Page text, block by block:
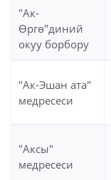
"Ак-
Өргө"диний
окуу борбору
"Ак-Эшан ата"
медресеси
"Аксы"
медресеси